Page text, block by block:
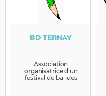
BD TERNAY
Association
organisatrice d'un
festival de bandes